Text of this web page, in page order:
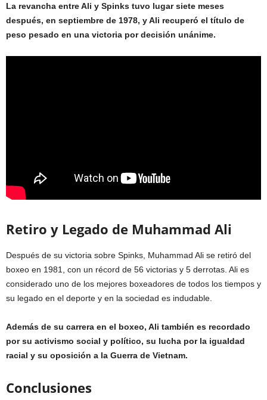
La revancha entre Ali y Spinks tuvo lugar siete meses
después, en septiembre de 1978, y Ali recuperó el título de
peso pesado en una victoria por decisión unánime.
Retiro y Legado de Muhammad Ali
Después de su victoria sobre Spinks, Muhammad Ali se retiró del
boxeo en 1981, con un récord de 56 victorias y 5 derrotas. Ali es
considerado uno de los mejores boxeadores de todos los tiempos y
su legado en el deporte y en la sociedad es indudable.
Además de su carrera en el boxeo, Ali también es recordado
por su activismo social y político, su lucha por la igualdad
racial y su oposición a la Guerra de Vietnam.
Conclusiones